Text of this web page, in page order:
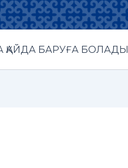
ҚАЙДА БАРУҒА БОЛАДЫ